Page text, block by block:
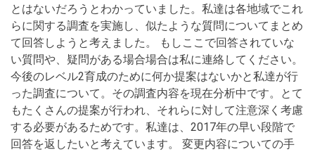
とはないだろうとわかっていました。私達は各地域でこれ
らに関する調査を実施し、似たような質問についてまとめ
て回答しようと考えました。 もしここで回答されていな
い質問や、疑問がある場合場合は私に連絡してください。
今後のレベル2育成のために何か提案はないかと私達が行
った調査について。その調査内容を現在分析中です。とて
もたくさんの提案が行われ、それらに対して注意深く考慮
する必要があるためです。私達は、2017年の早い段階で
回答を返したいと考えています。 変更内容についての手